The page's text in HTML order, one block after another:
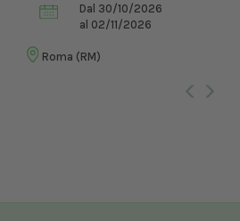
Dal 30/10/2026
al 02/11/2026
Roma (RM)